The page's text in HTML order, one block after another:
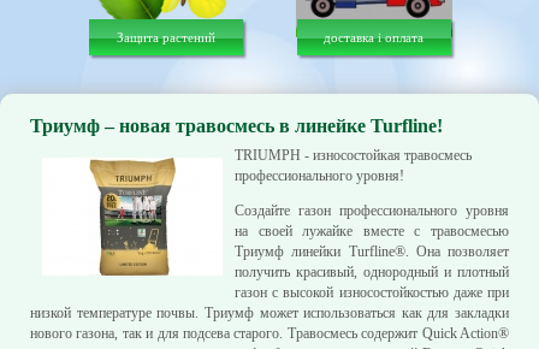
Защита растений доставка і оплата
Триумф – новая травосмесь в линейке Turfline!
TRIUMPH - износостойкая травосмесь
профессионального уровня!
Создайте газон профессионального уровня
на своей лужайке вместе с травосмесью
Триумф линейки Turfline®. Она позволяет
получить красивый, однородный и плотный
газон с высокой износостойкостью даже при
низкой температуре почвы. Триумф может использоваться как для закладки
нового газона, так и для подсева старого. Травосмесь содержит Quick Action®